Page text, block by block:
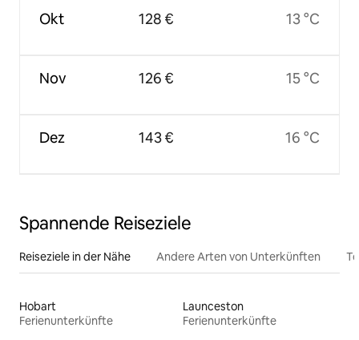
Okt
Nov
Dez
128 €
126 €
143 €
13 °C
15 °C
16 °C
Spannende Reiseziele
Reiseziele in der Nähe Andere Arten von Unterkünften
Hobart
Ferienunterkünfte
Launceston
Ferienunterkünfte